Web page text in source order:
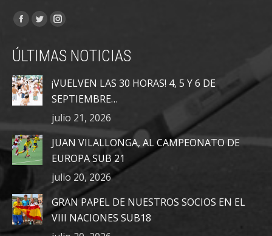
Encuéntranos en:
Facebook
opens
in
new
window
Twitter
opens
in
new
window
Instagram
opens
new
window
ÚLTIMAS NOTICIAS
¡VUELVEN LAS 30 HORAS! 4, 5 Y 6 DE
SEPTIEMBRE…
julio 21, 2026
JUAN VILALLONGA, AL CAMPEONATO DE
EUROPA SUB 21
julio 20, 2026
GRAN PAPEL DE NUESTROS SOCIOS EN EL
VIII NACIONES SUB18